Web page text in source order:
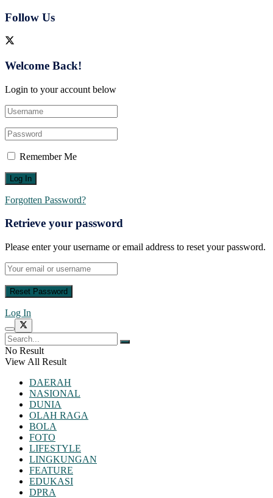
Follow Us
Welcome Back!
Login to your account below
Remember Me
Forgotten Password?
Retrieve your password
Please enter your username or email address to reset your password.
Log In
No Result
View All Result
DAERAH
NASIONAL
DUNIA
OLAH RAGA
BOLA
FOTO
LIFESTYLE
LINGKUNGAN
FEATURE
EDUKASI
DPRA